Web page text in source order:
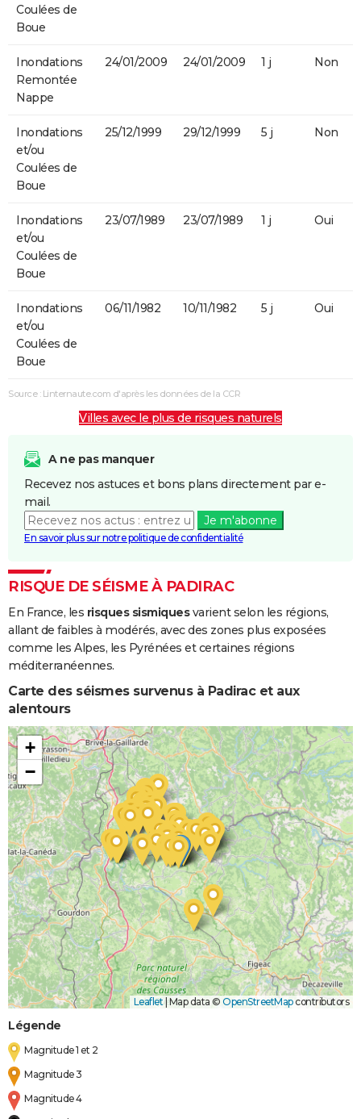
Coulées de
Boue
Inondations
Remontée
Nappe
24/01/2009 24/01/2009 1 j Non
Inondations
et/ou
Coulées de
Boue
25/12/1999 29/12/1999 5 j Non
Inondations
et/ou
Coulées de
Boue
23/07/1989 23/07/1989 1 j Oui
Inondations
et/ou
Coulées de
Boue
06/11/1982 10/11/1982 5 j Oui
Source : Linternaute.com d'après les données de la CCR
Villes avec le plus de risques naturels
A ne pas manquer
Recevez nos astuces et bons plans directement par e-
mail.
Je m'abonne
En savoir plus sur notre politique de confidentialité
RISQUE DE SÉISME À PADIRAC
En France, les risques sismiquesvarient selon les régions,
allant de faibles à modérés, avec des zones plus exposées
comme les Alpes, les Pyrénées et certaines régions
méditerranéennes.
Carte des séismes survenus à Padirac et aux
alentours
+
−
Leaflet|Map data © OpenStreetMapcontributors
Légende
Magnitude 1 et 2
Magnitude 3
Magnitude 4